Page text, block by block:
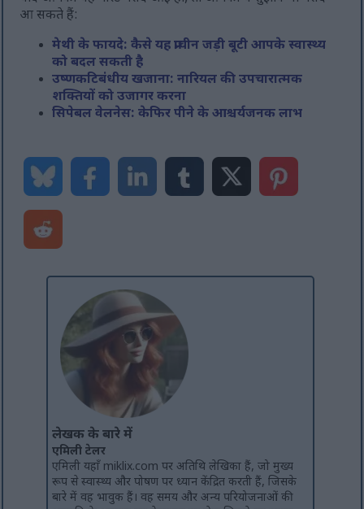
आ सकते हैं:
मेथी के फायदे: कैसे यह प्राचीन जड़ी बूटी आपके स्वास्थ्य
को बदल सकती है
उष्णकटिबंधीय खजाना: नारियल की उपचारात्मक
शक्तियों को उजागर करना
सिपेबल वेलनेस: केफिर पीने के आश्चर्यजनक लाभ
लेखक के बारे में
एमिली टेलर
एमिली यहाँ miklix.com पर अतिथि लेखिका हैं, जो मुख्य
रूप से स्वास्थ्य और पोषण पर ध्यान केंद्रित करती हैं, जिसके
बारे में वह भावुक हैं। वह समय और अन्य परियोजनाओं की